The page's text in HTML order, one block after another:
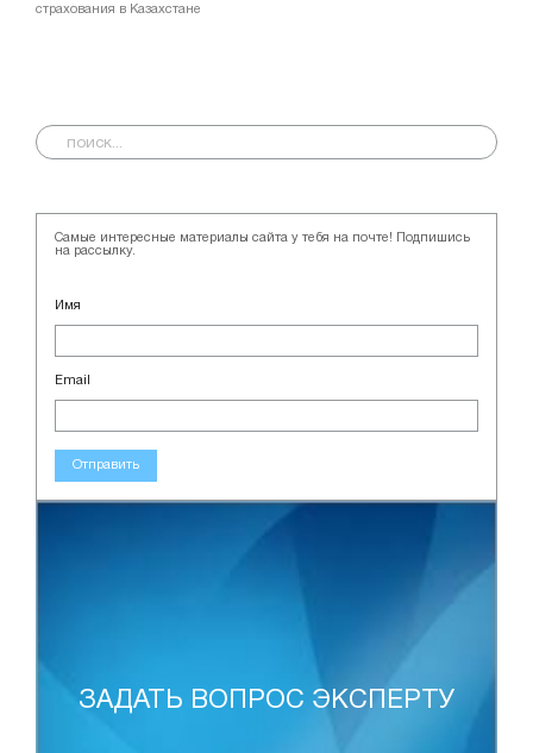
страхования в Казахстане
Самые интересные материалы сайта у тебя на почте! Подпишись
на рассылку.
Имя
Email
Отправить
ЗАДАТЬ ВОПРОС ЭКСПЕРТУ